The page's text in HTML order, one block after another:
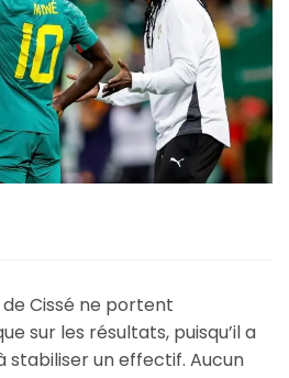
de Cissé ne portent
sur les résultats, puisqu’il a
stabiliser un effectif. Aucun